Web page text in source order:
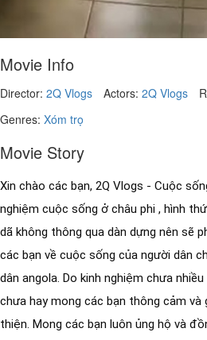
Movie Info
Director: 2Q Vlogs Actors: 2Q Vlogs
Genres: Xóm trọ
Movie Story
Xin chào các bạn, 2Q Vlogs - Cuộc
nghiệm cuộc sống ở châu phi , hình
dã không thông qua dàn dựng nên sẽ
các bạn về cuộc sống của người dân
dân angola. Do kinh nghiệm chưa
chưa hay mong các bạn thông cảm
thiện. Mong các bạn luôn ủng hộ và